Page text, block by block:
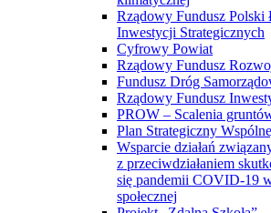
Rządowy Fundusz Polski
Inwestycji Strategicznych
Cyfrowy Powiat
Rządowy Fundusz
Fundusz Dróg
Rządowy Fundusz
PROW – Scalenia
Plan Strategiczny
Wsparcie działań
z przeciwdziałaniem
się pandemii COVID-19
społecznej